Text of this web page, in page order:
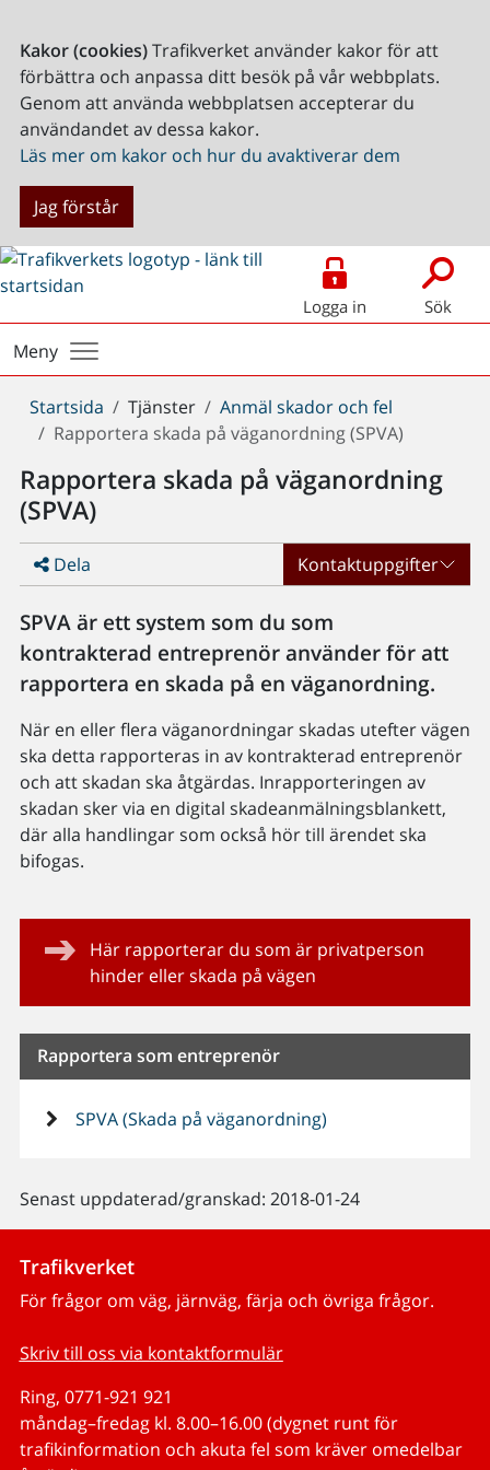
Kakor (cookies)Trafikverket använder kakor för att
förbättra och anpassa ditt besök på vår webbplats.
Genom att använda webbplatsen accepterar du
användandet av dessa kakor.
Läs mer om kakor och hur du avaktiverar dem
Jag förstår
Logga in Sök
Meny
Du
är
Startsida Tjänster
Anmäl skador och fel
Rapportera skada på väganordning (SPVA)
Rapportera skada på väganordning
(SPVA)
Dela Kontaktuppgifter
SPVA är ett system som du som
kontrakterad entreprenör använder för att
rapportera en skada på en väganordning.
När en eller flera väganordningar skadas utefter vägen
ska detta rapporteras in av kontrakterad entreprenör
och att skadan ska åtgärdas. Inrapporteringen av
skadan sker via en digital skadeanmälningsblankett,
där alla handlingar som också hör till ärendet ska
bifogas.
Här rapporterar du som är privatperson
hinder eller skada på vägen
Rapportera som entreprenör
SPVA (Skada på väganordning)
Senast uppdaterad/granskad: 2018-01-24
Trafikverket
För frågor om väg, järnväg, färja och övriga frågor.
Skriv till oss via kontaktformulär
Ring, 0771-921 921
måndag–fredag kl. 8.00–16.00 (dygnet runt för
trafikinformation och akuta fel som kräver omedelbar